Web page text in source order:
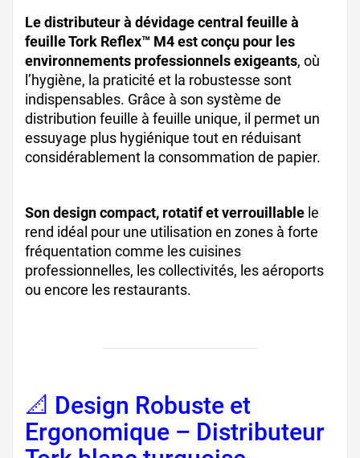
Le distributeur à dévidage central feuille à
feuille Tork Reflex™ M4 est conçu pour les
environnements professionnels exigeants, où
l’hygiène, la praticité et la robustesse sont
indispensables. Grâce à son système de
distribution feuille à feuille unique, il permet un
essuyage plus hygiénique tout en réduisant
considérablement la consommation de papier.
Son design compact, rotatif et verrouillable le
rend idéal pour une utilisation en zones à forte
fréquentation comme les cuisines
professionnelles, les collectivités, les aéroports
ou encore les restaurants.
📐 Design Robuste et
Ergonomique – Distributeur